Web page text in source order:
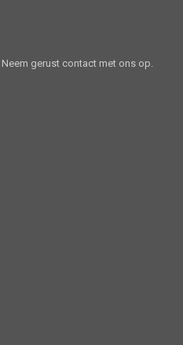
gerust contact met ons op.